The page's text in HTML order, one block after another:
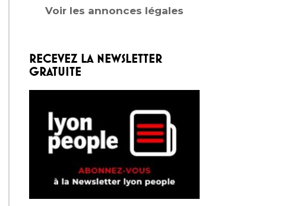
Voir les annonces légales
RECEVEZ LA NEWSLETTER
GRATUITE